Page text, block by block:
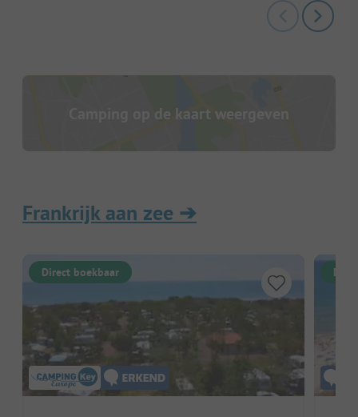
Camping op de kaart weergeven
Frankrijk aan zee ➔
Direct boekbaar